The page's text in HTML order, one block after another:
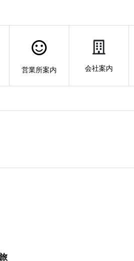
営業所案内 会社案内